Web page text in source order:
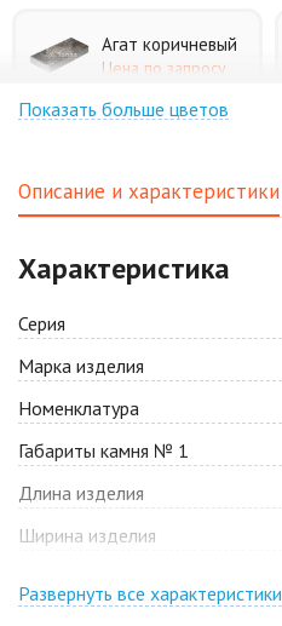
Агат коричневый
Цена по запросу
Цена по запросу
Антрацит
Цена по запросу
Барселона
Цена по запросу
Цена по запросу
Показать больше цветов
Описание и характеристики
Характеристика
Серия
Марка изделия
Номенклатура
Габариты камня № 1
Длина изделия
Ширина изделия
Развернуть все характеристики